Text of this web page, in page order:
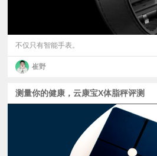
普
验
不仅只有智能手表。
崔野
测量你的健康，云康宝X体脂秤评测